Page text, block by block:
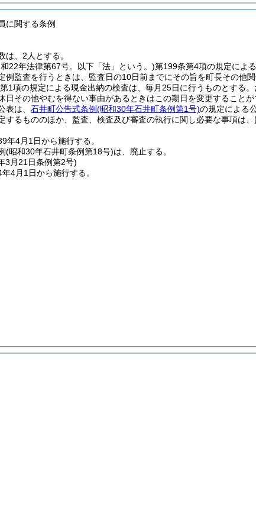
に関する条例
は、2人とする。
22年法律第67号。以下「法」という。)第199条第4項の規定によ
例監査を行うときは、監査日の10日前までにその旨を町長その他
1項の規定による現金出納の検査は、毎月25日に行うものとする。
日その他やむを得ない事由があるときはこの期日を変更することが
表は、 石井町公告式条例(昭和30年石井町条例第1号)の規定による
するもののほか、監査、検査及び審査の執行に関し必要な事項は、
年4月1日から施行する。
(昭和30年石井町条例第18号)は、廃止する。
3月21日条例第2号)
4月1日から施行する。